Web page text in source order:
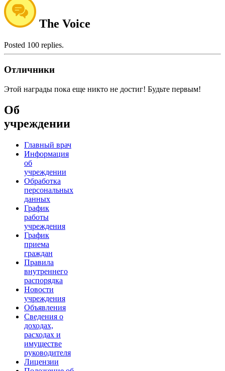
The Voice
Posted 100 replies.
Отличники
Этой награды пока еще никто не достиг! Будьте первым!
Об
учреждении
Главный врач
Информация
об
учреждении
Обработка
персональных
данных
График
работы
учреждения
График
приема
граждан
Правила
внутреннего
распорядка
Новости
учреждения
Объявления
Сведения о
доходах,
расходах и
имуществе
руководителя
Лицензии